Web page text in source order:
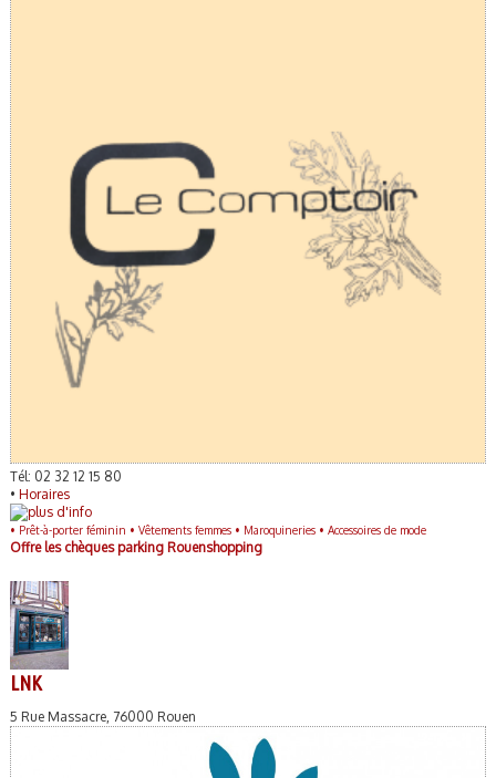
Tél: 02 32 12 15 80
• Horaires
• Prêt-à-porter féminin • Vêtements femmes • Maroquineries • Accessoires de mode
Offre les chèques parking Rouenshopping
LNK
5 Rue Massacre, 76000 Rouen